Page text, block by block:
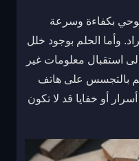
توحي بكفاءة وسرعة
وأما الحلم بوجود خلل
استقبال معلومات غير
بالتجسس على هاتف
أو خفايا قد لا تكون